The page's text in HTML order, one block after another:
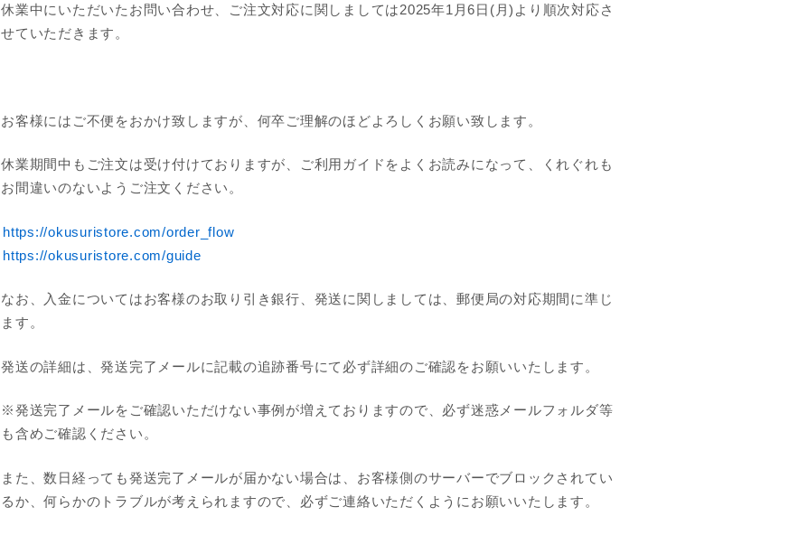
休業中にいただいたお問い合わせ、ご注文対応に関しましては2025年1月6日(月)より順次対応さ
せていただきます。
お客様にはご不便をおかけ致しますが、何卒ご理解のほどよろしくお願い致します。
休業期間中もご注文は受け付けておりますが、ご利用ガイドをよくお読みになって、くれぐれも
お間違いのないようご注文ください。
https://okusuristore.com/order_flow
https://okusuristore.com/guide
なお、入金についてはお客様のお取り引き銀行、発送に関しましては、郵便局の対応期間に準じ
ます。
発送の詳細は、発送完了メールに記載の追跡番号にて必ず詳細のご確認をお願いいたします。
※発送完了メールをご確認いただけない事例が増えておりますので、必ず迷惑メールフォルダ等
も含めご確認ください。
また、数日経っても発送完了メールが届かない場合は、お客様側のサーバーでブロックされてい
るか、何らかのトラブルが考えられますので、必ずご連絡いただくようにお願いいたします。